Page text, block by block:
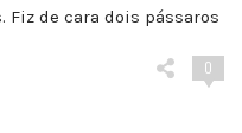
de cara dois pássaros
0